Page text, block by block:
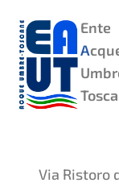
Ente
A
Via Ristoro